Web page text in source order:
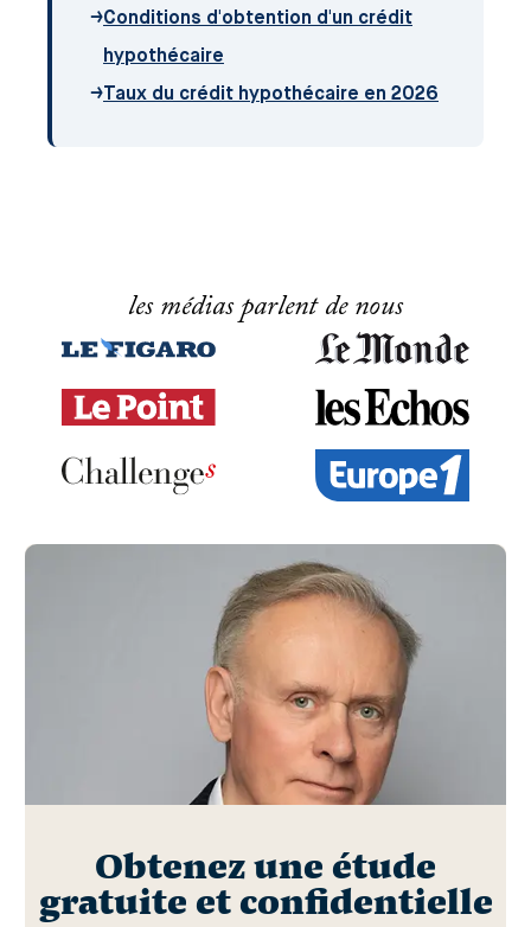
→Conditions d'obtention d'un crédit
hypothécaire
→Taux du crédit hypothécaire en 2026
les médias parlent de nous
Obtenez une étude
gratuite et confidentielle